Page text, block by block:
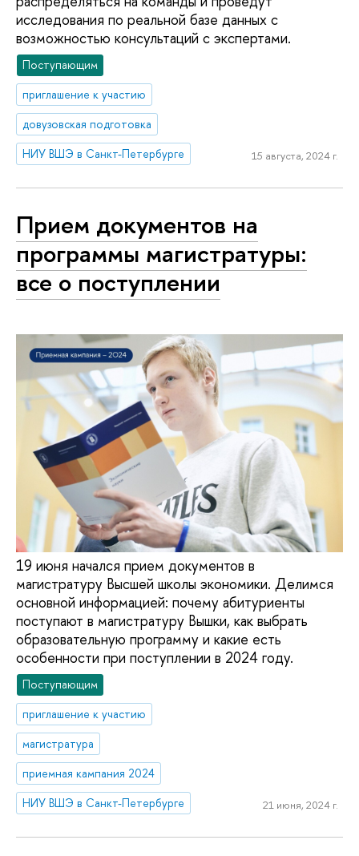
исследования по реальной базе данных с
возможностью консультаций с экспертами.
Поступающим
приглашение к участию
довузовская подготовка
НИУ ВШЭ в Санкт-Петербурге
15 августа, 2024 г.
Прием документов на
программы магистратуры:
все о поступлении
19 июня начался прием документов в
магистратуру Высшей школы экономики. Делимся
основной информацией: почему абитуриенты
поступают в магистратуру Вышки, как выбрать
образовательную программу и какие есть
особенности при поступлении в 2024 году.
Поступающим
приглашение к участию
магистратура
приемная кампания 2024
НИУ ВШЭ в Санкт-Петербурге
21 июня, 2024 г.